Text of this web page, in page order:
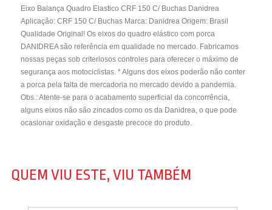
Eixo Balança Quadro Elastico CRF 150 C/ Buchas Danidrea
Aplicação: CRF 150 C/ Buchas Marca: Danidrea Origem: Brasil
Qualidade Original! Os eixos do quadro elástico com porca
DANIDREA são referência em qualidade no mercado. Fabricamos
nossas peças sob criteriosos controles para oferecer o máximo de
segurança aos motociclistas. * Alguns dos eixos poderão não conter
a porca pela falta de mercadoria no mercado devido a pandemia.
Obs.: Atente-se para o acabamento superficial da concorrência,
alguns eixos não são zincados como os da Danidrea, o que pode
ocasionar oxidação e desgaste precoce do produto.
QUEM VIU ESTE, VIU TAMBÉM